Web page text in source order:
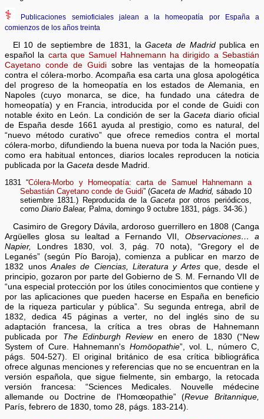
⚕
Publicaciones semioficiales jalean a la homeopatía por España a
comienzos de los años treinta
El 10 de septiembre de 1831, laGaceta de Madridpublica en
español la carta que Samuel Hahnemann ha dirigido a Sebastián
Cayetano conde de Guidi sobre las ventajas de la homeopatía
contra el cólera-morbo. Acompaña esa carta una glosa apologética
del progreso de la homeopatía en los estados de Alemania, en
Napoles (cuyo monarca, se dice, ha fundado una cátedra de
homeopatía) y en Francia, introducida por el conde de Guidi con
notable éxito en León. La condición de ser laGaceta diario oficial
de España desde 1661 ayuda al prestigio, como es natural, del
“nuevo método curativo” que ofrece remedios contra el mortal
cólera-morbo, difundiendo la buena nueva por toda la Nación pues,
como era habitual entonces, diarios locales reproducen la noticia
publicada por laGaceta desde Madrid.
1831 “Cólera-Morbo y Homeopatía: carta de Samuel Hahnemann a
Sebastián Cayetano conde de Guidi” (Gaceta de Madrid, sábado 10
setiembre 1831.) Reproducida de laGaceta por otros periódicos,
como Diario Balear, Palma, domingo 9 octubre 1831, págs. 34-36.)
Casimiro de Gregory Dávila, ardoroso guerrillero en 1808 (Canga
Argüelles glosa su lealtad a Fernando VII, Observaciones… a
Napier,
Londres 1830, vol. 3, pág. 70 nota), “Gregory el de
Leganés” (según Pío Baroja), comienza a publicar en marzo de
1832 unos Anales de Ciencias, Literatura y Artesque, desde el
principio, gozaron por parte del Gobierno de S. M. Fernando VII de
“una especial protección por los útiles conocimientos que contiene y
por las aplicaciones que pueden hacerse en España en beneficio
de la riqueza particular y pública”. Su segunda entrega, abril de
1832, dedica 45 páginas a verter, no del inglés sino de su
adaptación francesa, la crítica a tres obras de Hahnemann
publicada por The Edinburgh Reviewen enero de 1830 (“New
System of Cure. Hahnemann's Homöopathie”, vol. L, número C,
págs. 504-527). El original británico de esa crítica bibliográfica
ofrece algunas menciones y referencias que no se encuentran en la
versión española, que sigue fielmente, sin embargo, la retocada
versión francesa: “Sciences Medicales. Nouvelle médecine
allemande ou Doctrine de l'Homœopathie” (Revue Britannique,
París, febrero de 1830, tomo 28, págs. 183-214).